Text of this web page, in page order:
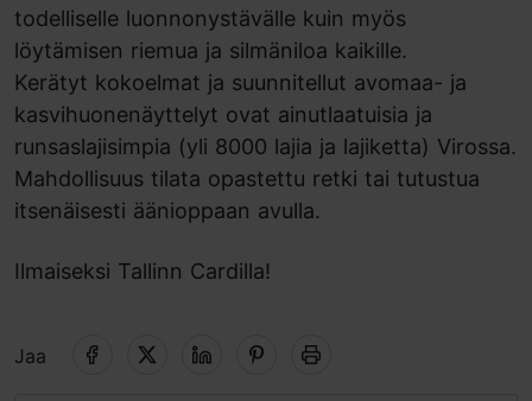
todelliselle luonnonystävälle kuin myös
löytämisen riemua ja silmäniloa kaikille.
Kerätyt kokoelmat ja suunnitellut avomaa- ja
kasvihuonenäyttelyt ovat ainutlaatuisia ja
runsaslajisimpia (yli 8000 lajia ja lajiketta) Virossa.
Mahdollisuus tilata opastettu retki tai tutustua
itsenäisesti äänioppaan avulla.
Ilmaiseksi Tallinn Cardilla!
Jaa